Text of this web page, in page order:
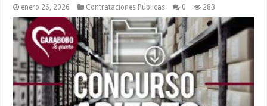
enero 26, 2026 Contrataciones Públicas 0 283